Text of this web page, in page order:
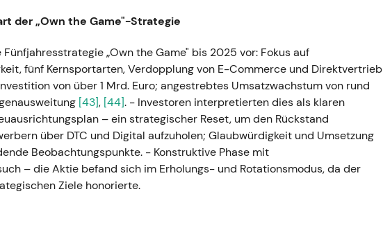
der „Own the Game"-Strategie
„Own the Game" bis 2025 vor: Fokus auf
fünf Kernsportarten, Verdopplung von E-Commerce und Direktvertrieb
von über 1 Mrd. Euro; angestrebtes Umsatzwachstum von rund
[43], [44]. - Investoren interpretierten dies als klaren
– ein strategischer Reset, um den Rückstand
über DTC und Digital aufzuholen; Glaubwürdigkeit und Umsetzung
Beobachtungspunkte. - Konstruktive Phase mit
– die Aktie befand sich im Erholungs- und Rotationsmodus, da der
Ziele honorierte.